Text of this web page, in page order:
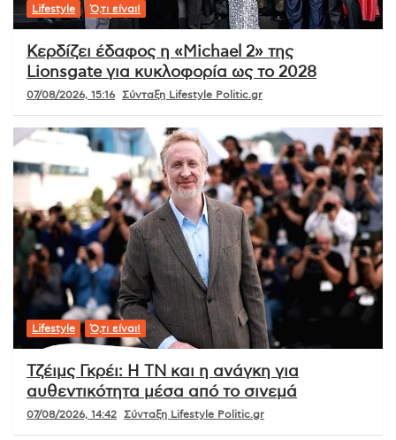
Lifestyle Ό,τι είναι!
Κερδίζει έδαφος η «Michael 2» της
Lionsgate για κυκλοφορία ως το 2028
07/08/2026, 15:16 Σύνταξη Lifestyle Politic.gr
Lifestyle Ό,τι είναι!
Τζέιμς Γκρέι: Η ΤΝ και η ανάγκη για
αυθεντικότητα μέσα από το σινεμά
07/08/2026, 14:42 Σύνταξη Lifestyle Politic.gr